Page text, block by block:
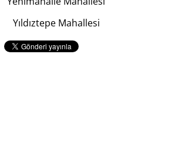
Yıldıztepe Mahallesi